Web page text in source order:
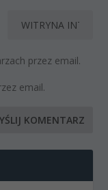
przez email.
email.